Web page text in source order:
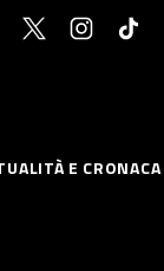
E CRONACA